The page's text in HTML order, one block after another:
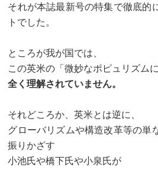
それが本誌最新号の特集で徹底的
トでした。
ところが我が国では、
この英米の「微妙なポピュリズム
全く理解されていません。
それどころか、英米とは逆に、
グローバリズムや構造改革等の単
振りかざす
小池氏や橋下氏や小泉氏が